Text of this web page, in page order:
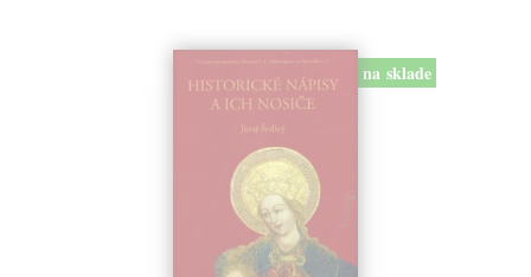
na sklade